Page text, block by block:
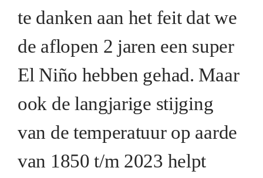
te danken aan het feit dat we
de aflopen 2 jaren een super
El Niño hebben gehad. Maar
ook de langjarige stijging
van de temperatuur op aarde
van 1850 t/m 2023 helpt